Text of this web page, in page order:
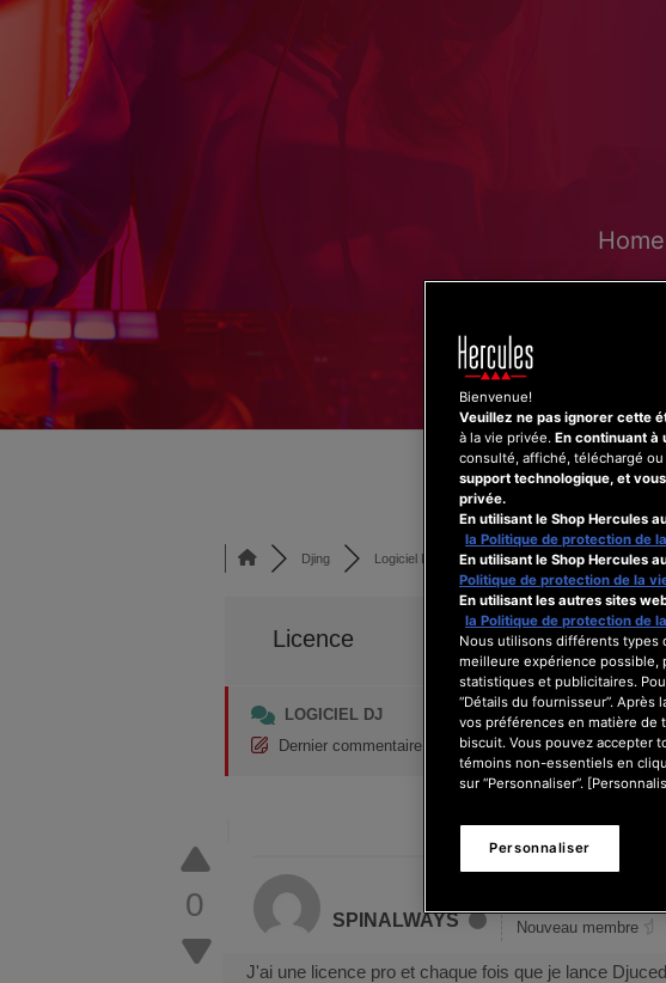
Aller
contenu
Home
Djing Logiciel DJ Licence
Licence
LOGICIEL DJ
Dernier commentaire
Équipe UX il y a 2 mois
0 SPINALWAYS Nouveau membre
J'ai une licence pro et chaque fois que je lance
Bienvenue!
Veuillez ne pas ignorer cette
à la vie privée. En continuant à
consulté, affiché, téléchargé
support technologique, et
privée.
En utilisant le Shop Hercules
la Politique de protection de
En utilisant le Shop Hercules
Politique de protection de la
En utilisant les autres sites
la Politique de protection de
Nous utilisons différents types
meilleure expérience possible,
statistiques et publicitaires.
“Détails du fournisseur”.
vos préférences en matière de
biscuit. Vous pouvez accepter
témoins non-essentiels en
sur “Personnaliser”.
Personnaliser